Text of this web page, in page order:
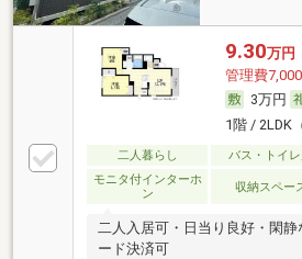
9.30万円
管理費
3万円
1階 / 2LDK
二人暮らし バス・トイレ
モニタ付インターホ
ン
収納スペー
二人入居可・日当り良好・閑
ード決済可